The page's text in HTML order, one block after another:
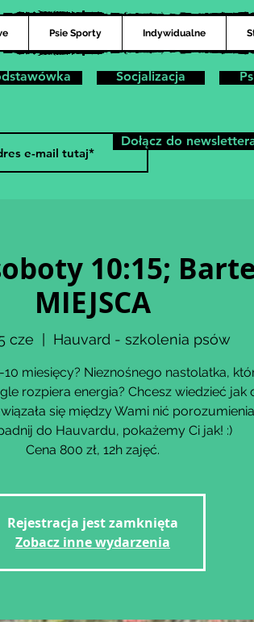
Psie Sporty Indywidualne
Socjalizacja
10:15;
MIEJSCA
cze Hauvard - szkolenia psów
miesięcy? Nieznośnego nastolatka,
rozpiera energia? Chcesz wiedzieć jak
się między Wami nić
do Hauvardu, pokażemy Ci jak! :)
Cena 800 zł, 12h zajęć.
Rejestracja jest zamknięta
Zobacz inne wydarzenia
Dołącz do